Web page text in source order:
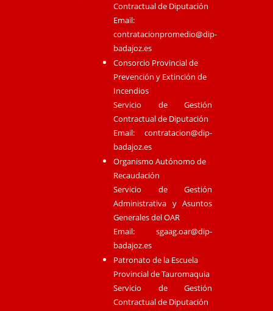
Contractual de Diputación
Email:
contratacionpromedio@dip-
badajoz.es
Consorcio Provincial de
Prevención y Extinción de
Incendios
Servicio de Gestión
Contractual de Diputación
Email:contratacion@dip-
badajoz.es
Organismo Autónomo de
Recaudación
Servicio de Gestión
Administrativa y Asuntos
Generales del OAR
Email:sgaag.oar@dip-
badajoz.es
Patronato de la Escuela
Provincial de Tauromaquia
Servicio de Gestión
Contractual de Diputación